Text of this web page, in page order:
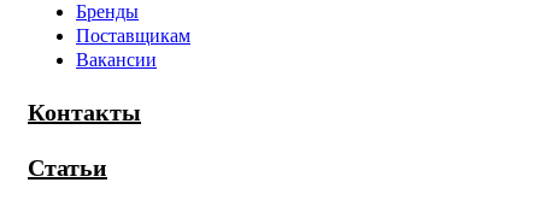
Бренды
Поставщикам
Вакансии
Контакты
Статьи